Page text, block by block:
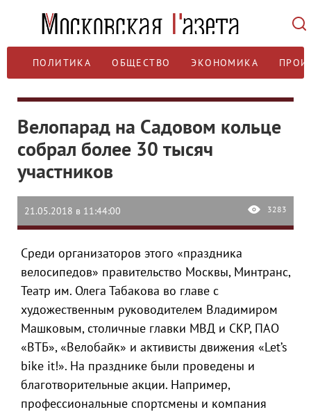
ПОЛИТИКА ОБЩЕСТВО ЭКОНОМИКА
Велопарад на Садовом кольце
собрал более 30 тысяч
участников
21.05.2018 в 11:44:00 3283
Среди организаторов этого «праздника
велосипедов» правительство Москвы, Минтранс,
Театр им. Олега Табакова во главе с
художественным руководителем Владимиром
Машковым, столичные главки МВД и СКР, ПАО
«ВТБ», «Велобайк» и активисты движения «Let’s
bike it!». На празднике были проведены и
благотворительные акции. Например,
профессиональные спортсмены и компания